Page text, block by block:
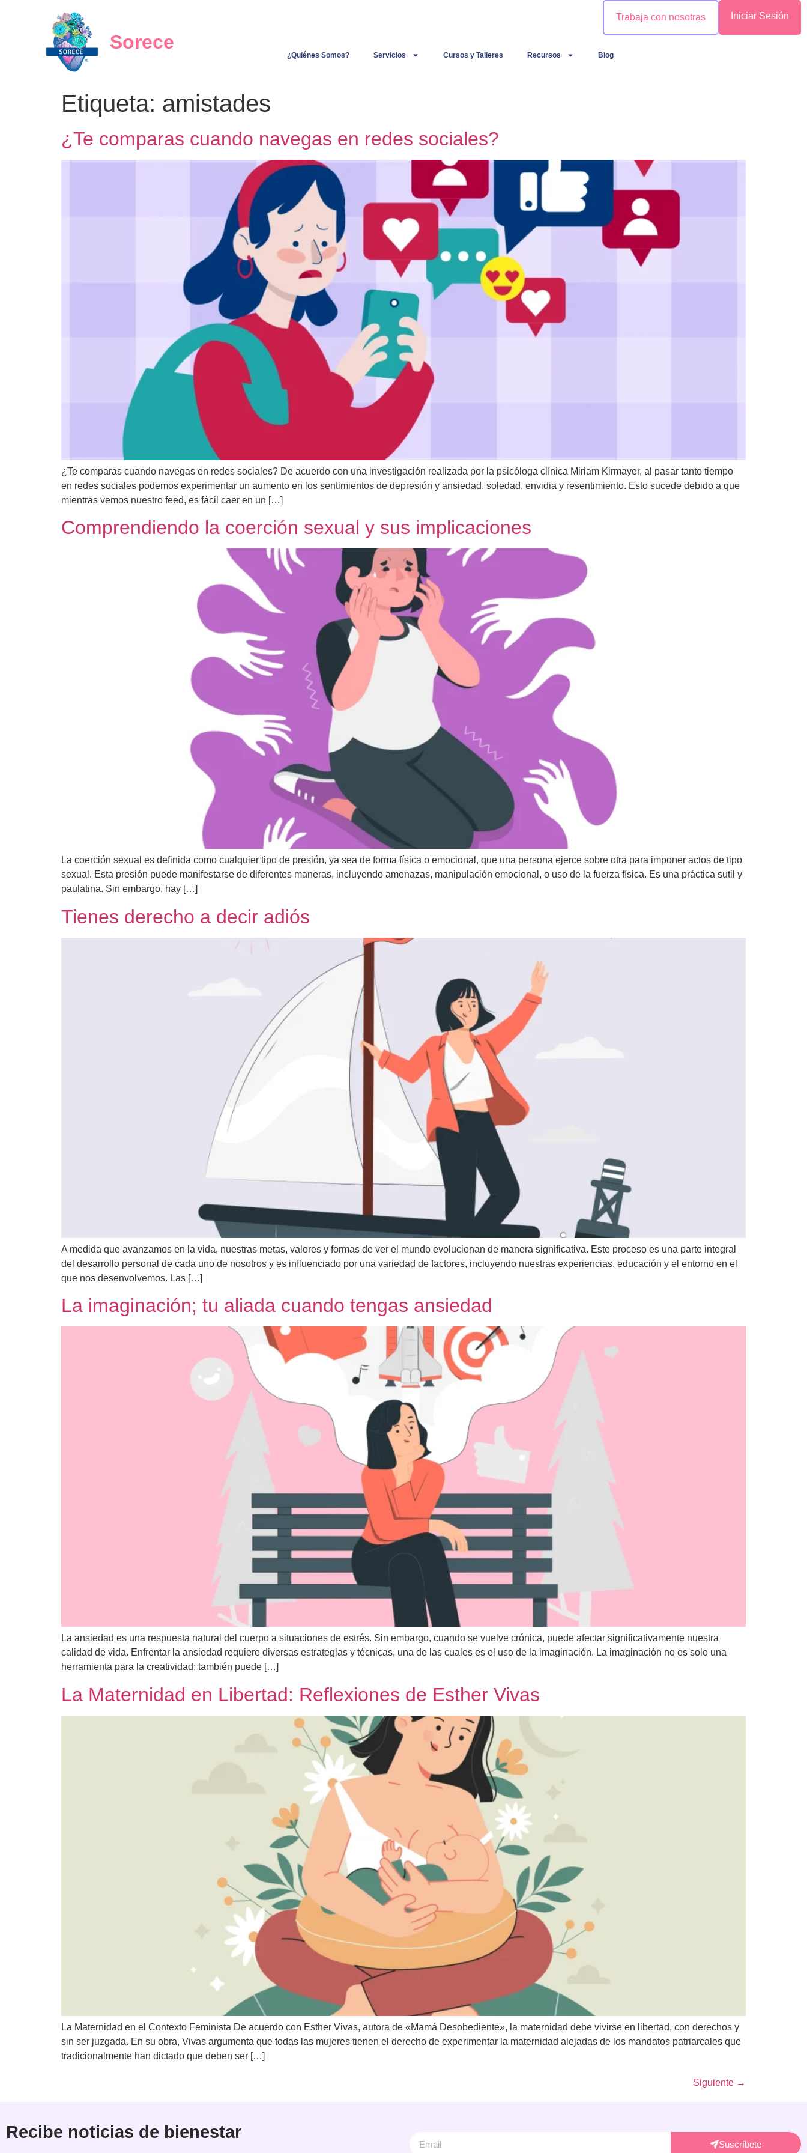
Sorece
Trabaja con nosotras Iniciar Sesión
¿Quiénes Somos? Servicios Cursos y Talleres Recursos Blog
Etiqueta: amistades
¿Te comparas cuando navegas en redes sociales?
¿Te comparas cuando navegas en redes sociales? De acuerdo con una investigación realizada por la psicóloga clínica Miriam Kirmayer, al pasar tanto tiempo
en redes sociales podemos experimentar un aumento en los sentimientos de depresión y ansiedad, soledad, envidia y resentimiento. Esto sucede debido a que
mientras vemos nuestro feed, es fácil caer en un […]
Comprendiendo la coerción sexual y sus implicaciones
La coerción sexual es definida como cualquier tipo de presión, ya sea de forma física o emocional, que una persona ejerce sobre otra para imponer actos de tipo
sexual. Esta presión puede manifestarse de diferentes maneras, incluyendo amenazas, manipulación emocional, o uso de la fuerza física. Es una práctica sutil y
paulatina. Sin embargo, hay […]
Tienes derecho a decir adiós
A medida que avanzamos en la vida, nuestras metas, valores y formas de ver el mundo evolucionan de manera significativa. Este proceso es una parte integral
del desarrollo personal de cada uno de nosotros y es influenciado por una variedad de factores, incluyendo nuestras experiencias, educación y el entorno en el
que nos desenvolvemos. Las […]
La imaginación; tu aliada cuando tengas ansiedad
La ansiedad es una respuesta natural del cuerpo a situaciones de estrés. Sin embargo, cuando se vuelve crónica, puede afectar significativamente nuestra
calidad de vida. Enfrentar la ansiedad requiere diversas estrategias y técnicas, una de las cuales es el uso de la imaginación. La imaginación no es solo una
herramienta para la creatividad; también puede […]
La Maternidad en Libertad: Reflexiones de Esther Vivas
La Maternidad en el Contexto Feminista De acuerdo con Esther Vivas, autora de «Mamá Desobediente», la maternidad debe vivirse en libertad, con derechos y
sin ser juzgada. En su obra, Vivas argumenta que todas las mujeres tienen el derecho de experimentar la maternidad alejadas de los mandatos patriarcales que
tradicionalmente han dictado que deben ser […]
Siguiente →
Recibe noticias de bienestar
Suscríbete